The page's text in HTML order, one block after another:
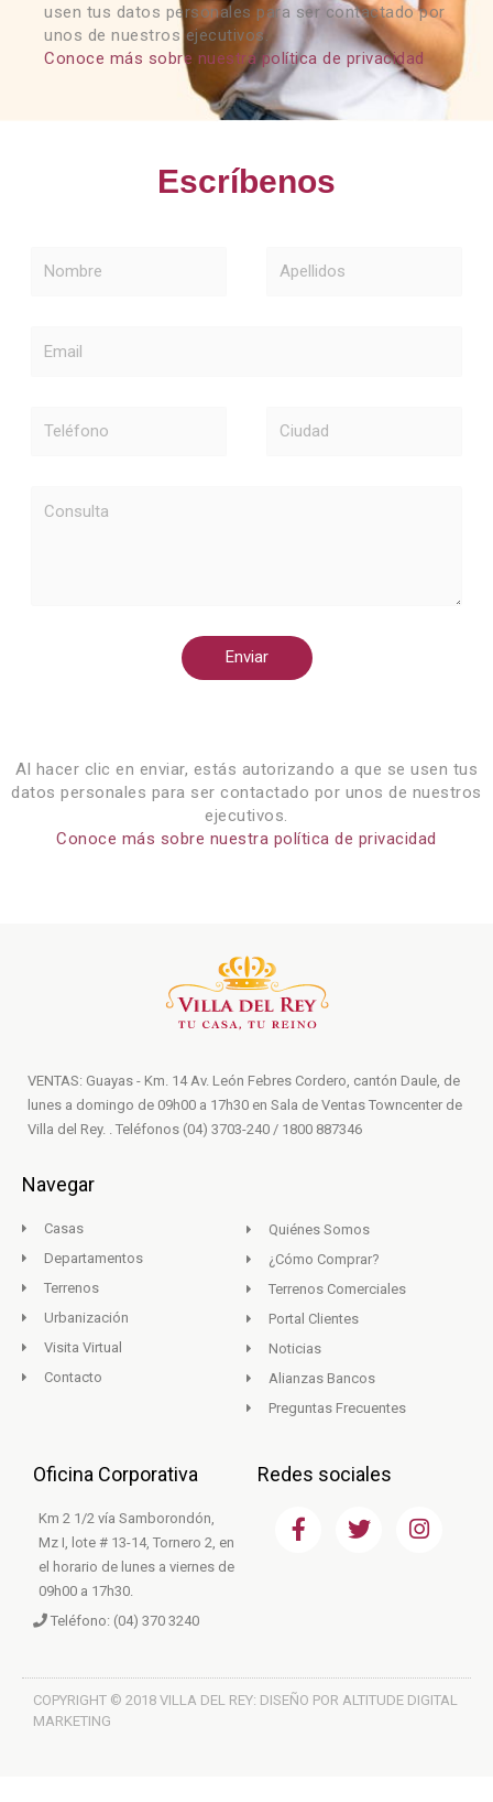
usen tus datos personales para ser contactado por
unos de nuestros ejecutivos.
Conoce más sobre nuestra política de privacidad
Escríbenos
Enviar
Al hacer clic en enviar, estás autorizando a que se usen tus
datos personales para ser contactado por unos de nuestros
ejecutivos.
Conoce más sobre nuestra política de privacidad
VENTAS: Guayas - Km. 14 Av. León Febres Cordero, cantón Daule, de
lunes a domingo de 09h00 a 17h30 en Sala de Ventas Towncenter de
Villa del Rey. . Teléfonos (04) 3703-240 / 1800 887346
Navegar
Casas
Departamentos
Terrenos
Urbanización
Visita Virtual
Contacto
Quiénes Somos
¿Cómo Comprar?
Terrenos Comerciales
Portal Clientes
Noticias
Alianzas Bancos
Preguntas Frecuentes
Oficina Corporativa
Km 2 1/2 vía Samborondón,
Mz I, lote # 13-14, Tornero 2, en
el horario de lunes a viernes de
09h00 a 17h30.
Teléfono: (04) 370 3240
Redes sociales
F
a
k
T
w
I
n
a
m
COPYRIGHT © 2018 VILLA DEL REY: DISEÑO POR ALTITUDE DIGITAL
MARKETING